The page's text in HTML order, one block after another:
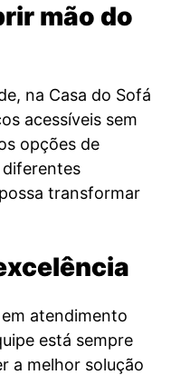
mão do
na Casa do Sofá
acessíveis sem
opções de
diferentes
transformar
atendimento
está sempre
a melhor solução